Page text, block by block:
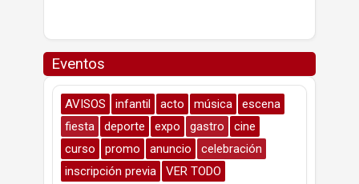
Eventos
AVISOS infantil acto música
escena
fiesta
deporte expo gastro
cine
curso
promo anuncio
celebración
inscripción previa
VER TODO